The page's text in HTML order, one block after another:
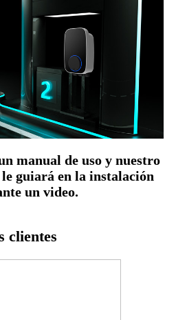
manual de uso y nuestro
guiará en la instalación
un video.
clientes